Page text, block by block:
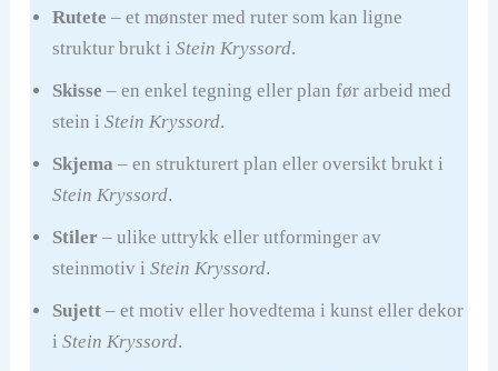
Rutete – et mønster med ruter som kan ligne
struktur brukt i Stein Kryssord.
Skisse – en enkel tegning eller plan før arbeid med
stein i Stein Kryssord.
Skjema – en strukturert plan eller oversikt brukt i
Stein Kryssord.
Stiler – ulike uttrykk eller utforminger av
steinmotiv i Stein Kryssord.
Sujett– et motiv eller hovedtema i kunst eller dekor
i Stein Kryssord.